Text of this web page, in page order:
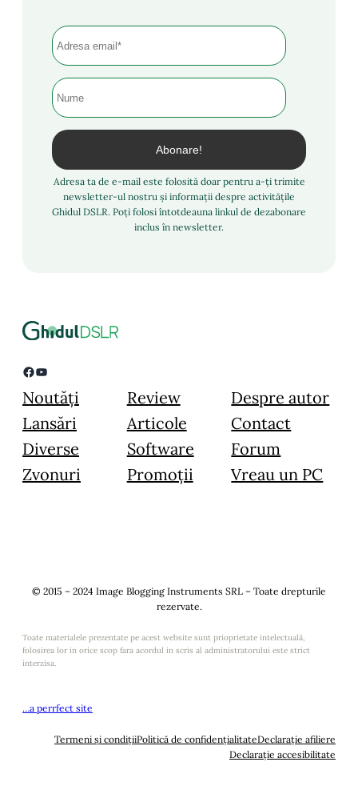
Adresa ta de e-mail este folosită doar pentru a-ți trimite
newsletter-ul nostru și informații despre activitățile
Ghidul DSLR. Poți folosi întotdeauna linkul de dezabonare
inclus în newsletter.
Facebook YouTube
Noutăți
Lansări
Diverse
Zvonuri
Review
Articole
Software
Promoții
Despre autor
Contact
Forum
Vreau un PC
© 2015 – 2024 Image Blogging Instruments SRL – Toate drepturile
rezervate.
Toate materialele prezentate pe acest website sunt prioprietate intelectuală,
folosirea lor in orice scop fara acordul in scris al administratorului este strict
interzisa.
…a perrfect site
Termeni și condițiiPolitică de confidențialitateDeclarație afiliere
Declarație accesibilitate